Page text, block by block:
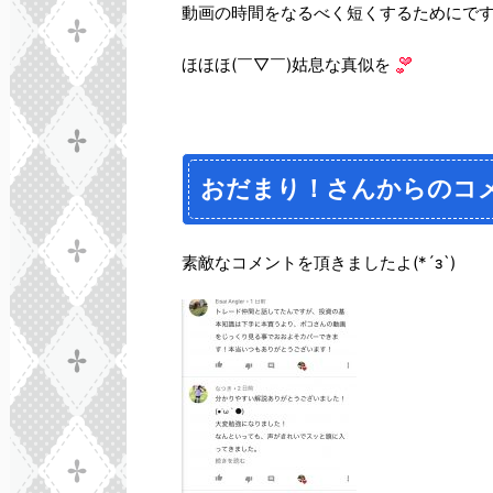
動画の時間をなるべく短くするためにで
ほほほ(￣▽￣)姑息な真似を
おだまり！さんからのコ
素敵なコメントを頂きましたよ(*´з`)